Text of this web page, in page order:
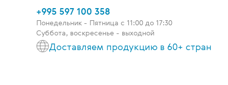
+995 597 100 358
Понедельник - Пятница c 11:00 до 17:30
Суббота, воскресенье - выходной
Доставляем продукцию в 60+ стран